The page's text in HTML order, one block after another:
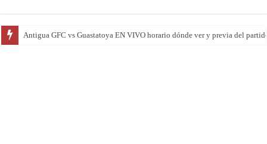
Antigua GFC vs Guastatoya EN VIVO horario dónde ver y previa del